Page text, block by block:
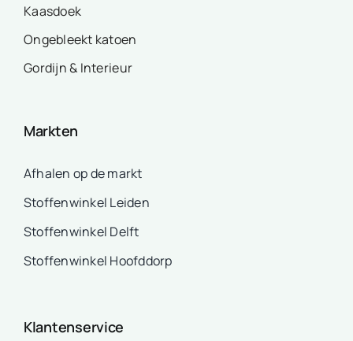
Kaasdoek
Ongebleekt katoen
Gordijn & Interieur
Markten
Afhalen op de markt
Stoffenwinkel Leiden
Stoffenwinkel Delft
Stoffenwinkel Hoofddorp
Klantenservice